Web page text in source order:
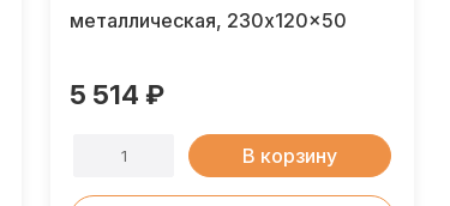
металлическая, 230x120x50
5 514 ₽
В корзину